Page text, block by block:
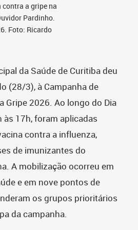
a gripe na
Pardinho.
Foto: Ricardo
da Saúde de Curitiba deu
(28/3), à Campanha de
Gripe 2026. Ao longo do Dia
às 17h, foram aplicadas
contra a influenza,
de imunizantes do
A mobilização ocorreu em
e em nove pontos de
os grupos prioritários
da campanha.